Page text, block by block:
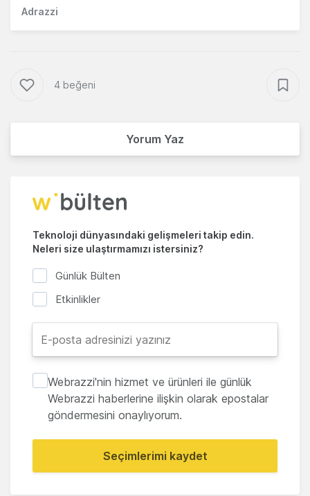
Adrazzi
4 beğeni
Yorum Yaz
Teknoloji dünyasındaki gelişmeleri takip edin.
Neleri size ulaştırmamızı istersiniz?
Günlük Bülten
Etkinlikler
Webrazzi'nin hizmet ve ürünleri ile günlük
Webrazzi haberlerine ilişkin olarak epostalar
göndermesini onaylıyorum.
Seçimlerimi kaydet